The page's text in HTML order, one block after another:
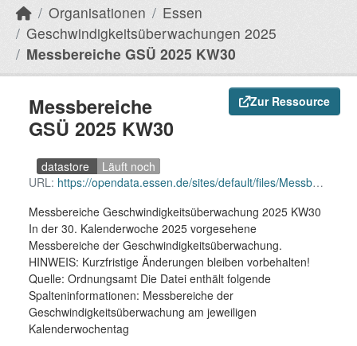
Organisationen
Essen
Geschwindigkeitsüberwachungen 2025
Messbereiche GSÜ 2025 KW30
Zur Ressource
Messbereiche
GSÜ 2025 KW30
datastore
Läuft noch
URL: https://opendata.essen.de/sites/default/files/Messbereiche%20GSU%202025%20KW30.csv
Messbereiche Geschwindigkeitsüberwachung 2025 KW30
In der 30. Kalenderwoche 2025 vorgesehene
Messbereiche der Geschwindigkeitsüberwachung.
HINWEIS: Kurzfristige Änderungen bleiben vorbehalten!
Quelle: Ordnungsamt Die Datei enthält folgende
Spalteninformationen: Messbereiche der
Geschwindigkeitsüberwachung am jeweiligen
Kalenderwochentag